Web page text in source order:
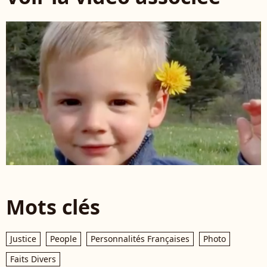
Mots clés
Justice People Personnalités Françaises
Photo
Faits Divers